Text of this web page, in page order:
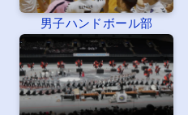
男子ハンドボール部